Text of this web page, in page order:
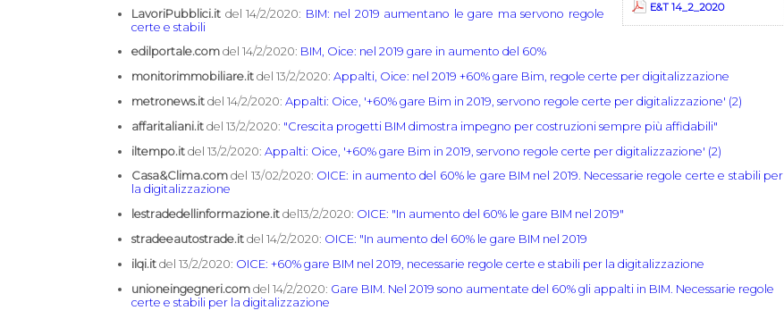
E&T 14_2_2020
LavoriPubblici.it del 14/2/2020: BIM: nel 2019 aumentano le gare ma servono regole
certe e stabili
edilportale.com del 14/2/2020: BIM, Oice: nel 2019 gare in aumento del 60%
monitorimmobiliare.it del 13/2/2020: Appalti, Oice: nel 2019 +60% gare Bim, regole certe per digitalizzazione
metronews.it del 14/2/2020: Appalti: Oice, '+60% gare Bim in 2019, servono regole certe per digitalizzazione' (2)
affaritaliani.it del 13/2/2020: "Crescita progetti BIM dimostra impegno per costruzioni sempre più affidabili"
iltempo.it del 13/2/2020: Appalti: Oice, '+60% gare Bim in 2019, servono regole certe per digitalizzazione' (2)
Casa&Clima.com del 13/02/2020: OICE: in aumento del 60% le gare BIM nel 2019. Necessarie regole certe e stabili per
la digitalizzazione
lestradedellinformazione.it del13/2/2020: OICE: "In aumento del 60% le gare BIM nel 2019"
stradeeautostrade.it del 14/2/2020: OICE: "In aumento del 60% le gare BIM nel 2019
ilqi.it del 13/2/2020: OICE: +60% gare BIM nel 2019, necessarie regole certe e stabili per la digitalizzazione
unioneingegneri.com del 14/2/2020: Gare BIM. Nel 2019 sono aumentate del 60% gli appalti in BIM. Necessarie regole
certe e stabili per la digitalizzazione